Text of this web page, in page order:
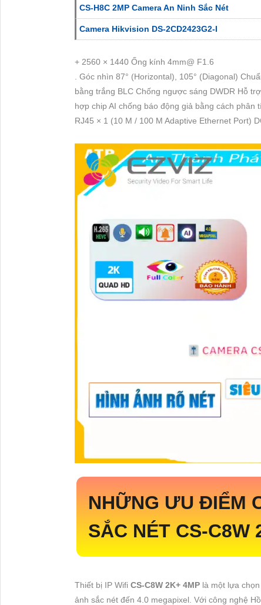
CS-H8C 2MP Camera An Ninh Sắc Nét
Camera Hikvision DS-2CD2423G2-I
+ 2560 × 1440 Ống kính 4mm@ F1.6
. Góc nhìn 87° (Horizontal), 105° (Diagonal)
bằng trắng BLC Chống ngược sáng DWDR Hỗ
hợp chip AI chống báo động giả bằng cách
RJ45 × 1 (10 M / 100 M Adaptive Ethernet Port)
NHỮNG ƯU ĐIỂM
SẮC NÉT CS-C8W
Thiết bị IP Wifi CS-C8W 2K+ 4MP là một lựa
ảnh sắc nét đến 4.0 megapixel. Với công nghệ